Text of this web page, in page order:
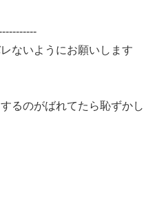
ないようにお願いします
るのがばれてたら恥ずかし